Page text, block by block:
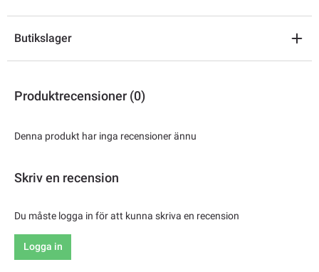
Butikslager
Produktrecensioner (0)
Denna produkt har inga recensioner ännu
Skriv en recension
Du måste logga in för att kunna skriva en recension
Logga in